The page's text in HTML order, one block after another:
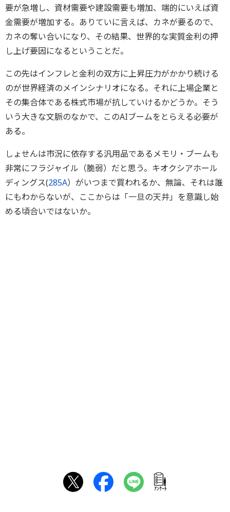
要が急増し、資材需要や建設需要も増加、端的にいえば資
金需要が増加する。ありていに言えば、カネが要るので、
カネの奪い合いになり、その結果、世界的な実質金利の押
し上げ要因になるということだ。
この先はインフレと金利の双方に上昇圧力がかかり続ける
のが世界経済のメインシナリオになる。それに上場企業と
その集合体である株式市場が抗していけるかどうか。そう
いう大きな文脈のなかで、このAIブームをとらえる必要が
ある。
しょせんは市況に依存する汎用品であるメモリ・ブームも
非常にフラジャイル（脆弱）だと思う。キオクシアホール
ディングス(285A）がいつまで買われるか、無論、それは誰
にもわからないが、ここからは「一旦の天井」を意識し始
める頃合いではないか。
ｱﾝｹｰﾄ